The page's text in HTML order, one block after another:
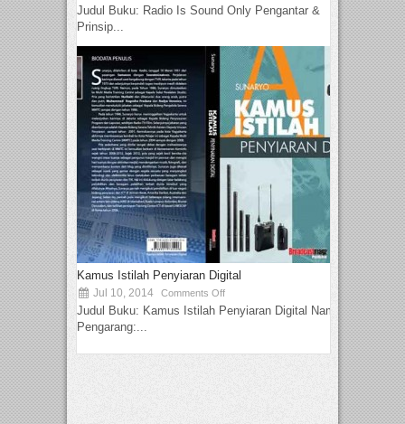
Judul Buku: Radio Is Sound Only Pengantar &
Prinsip...
Kamus Istilah Penyiaran Digital
Jul 10, 2014 Comments Off
Judul Buku: Kamus Istilah Penyiaran Digital Nama
Pengarang:...